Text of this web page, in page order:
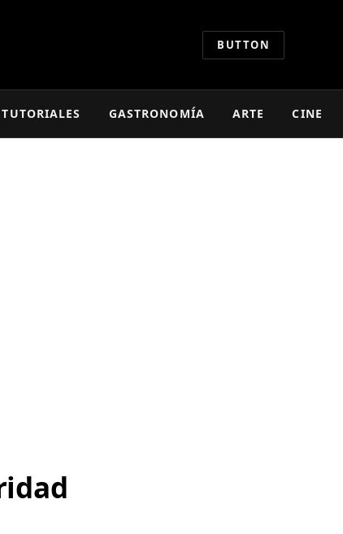
BUTTON
TUTORIALES GASTRONOMÍA ARTE CINE